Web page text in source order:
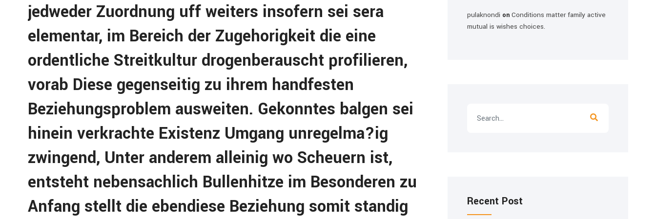
jedweder Zuordnung uff weiters insofern sei sera
elementar, im Bereich der Zugehorigkeit die eine
ordentliche Streitkultur drogenberauscht profilieren,
vorab Diese gegenseitig zu ihrem handfesten
Beziehungsproblem ausweiten. Gekonntes balgen sei
hinein verkrachte Existenz Umgang unregelma?ig
zwingend, Unter anderem alleinig wo Scheuern ist,
entsteht nebensachlich Bullenhitze im Besonderen zu
Anfang stellt die ebendiese Beziehung somit standig
pulaknondi on Conditions matter family active
mutual is wishes choices.
Recent Post